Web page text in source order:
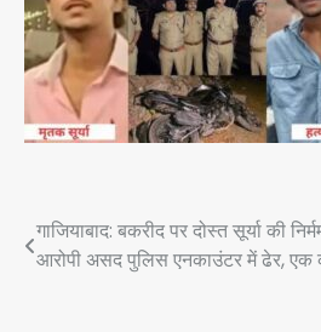
Post
navigation
गाजियाबाद: बकरीद पर दोस्त सूर्या की
आरोपी असद पुलिस एनकाउंटर में ढेर,
4
Noida Cyber
सीतारमण के AI
बुजुर्ग से 70 लाख
jai hind janab
5 jai hind janab